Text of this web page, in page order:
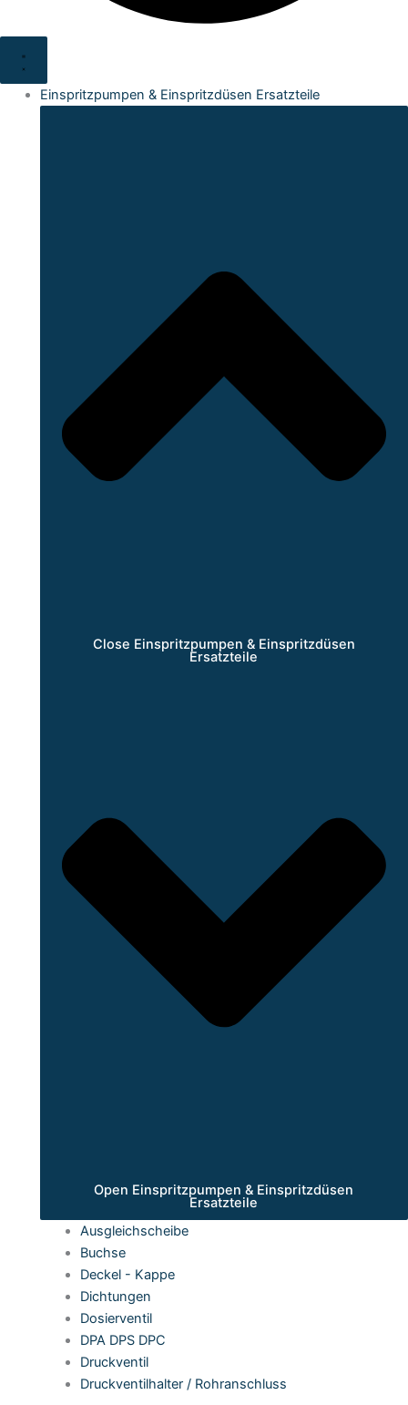
Einspritzpumpen & Einspritzdüsen Ersatzteile
Close Einspritzpumpen & Einspritzdüsen
Ersatzteile
Open Einspritzpumpen & Einspritzdüsen
Ersatzteile
Ausgleichscheibe
Buchse
Deckel - Kappe
Dichtungen
Dosierventil
DPA DPS DPC
Druckventil
Druckventilhalter / Rohranschluss